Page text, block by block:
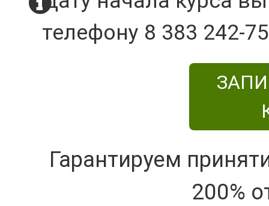
телефону 8 383 242-
Гарантируем
200%